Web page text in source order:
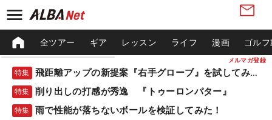
メルマガ登録
全ツアー ギア レッスン ライフ 漫画 ゴル
特集 飛距離アップの新提案『右手グローブ』を試してみた！
特集 削り出しの打感が秀逸 『トゥーロンパター』
特集 雨で性能が落ちないボールを検証してみた！